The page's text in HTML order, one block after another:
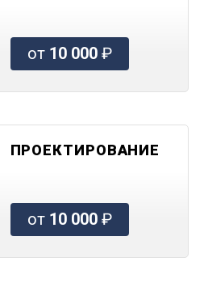
от 10 000₽
ПРОЕКТИРОВАНИЕ
от 10 000₽